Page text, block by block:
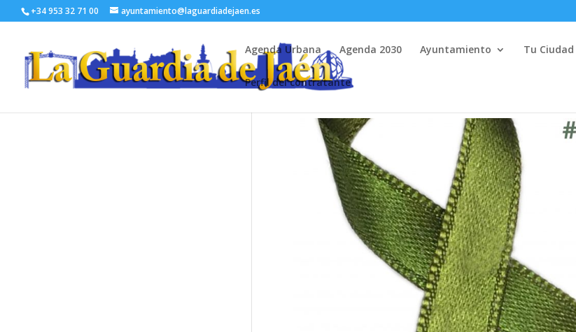
+34 953 32 71 00 ayuntamiento@laguardiadejaen.es
Agenda Urbana Agenda 2030 Ayuntamiento Tu Ciudad
Perfil del contratante